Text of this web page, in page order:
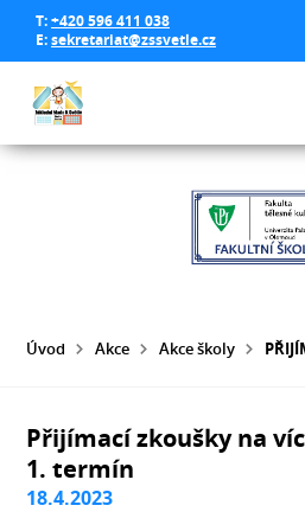
T:+420 596 411 038
E:sekretariat@zssvetle.cz
Úvod Akce Akce školy
Přijímací zkoušky na
1. termín
18.4.2023